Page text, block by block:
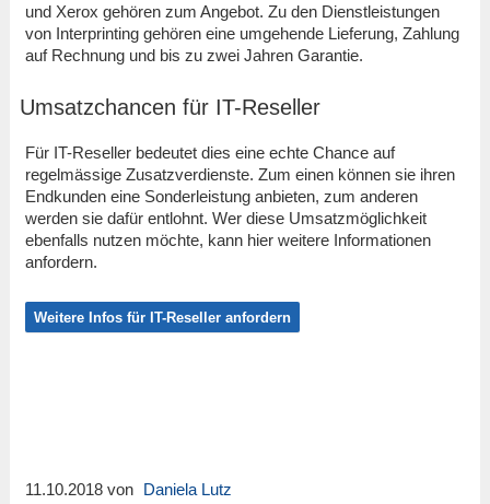
und Xerox gehören zum Angebot. Zu den Dienstleistungen
von Interprinting gehören eine umgehende Lieferung, Zahlung
auf Rechnung und bis zu zwei Jahren Garantie.
Umsatzchancen für IT-Reseller
Für IT-Reseller bedeutet dies eine echte Chance auf
regelmässige Zusatzverdienste. Zum einen können sie ihren
Endkunden eine Sonderleistung anbieten, zum anderen
werden sie dafür entlohnt. Wer diese Umsatzmöglichkeit
ebenfalls nutzen möchte, kann hier weitere Informationen
anfordern.
Weitere Infos für IT-Reseller anfordern
11.10.2018 von Daniela Lutz